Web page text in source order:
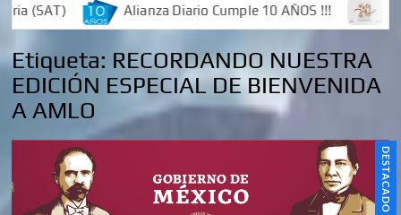
Alianza Diario Cumple 10 AÑOS !!!
Etiqueta: RECORDANDO NUESTRA
EDICIÓN ESPECIAL DE BIENVENIDA
A AMLO
DESTACADO